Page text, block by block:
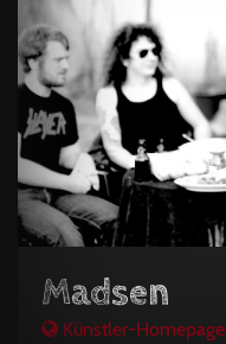
Madsen
Künstler-Homepage